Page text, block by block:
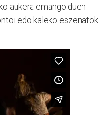
aukera emango duen
edo kaleko eszenatoki